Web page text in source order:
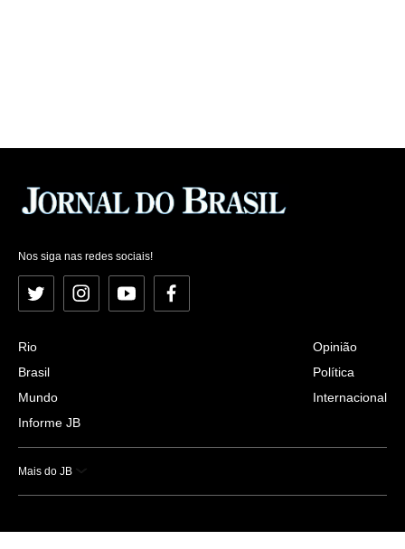
Nos siga nas redes sociais!
Twitter InstagramYouTubeFacebook
Rio
Brasil
Mundo
Informe JB
Opinião
Política
Internacional
Mais do JB
Esportes